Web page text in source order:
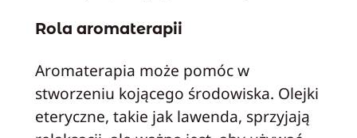
Rola aromaterapii
Aromaterapia może pomóc w
stworzeniu kojącego środowiska. Olejki
eteryczne, takie jak lawenda, sprzyjają